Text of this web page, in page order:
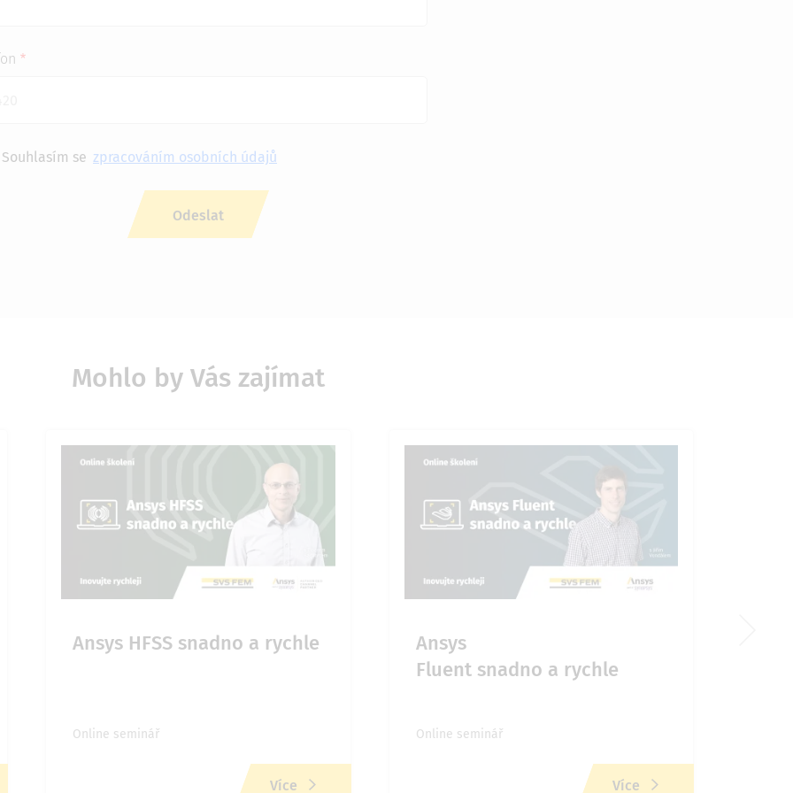
Souhlasím se zpracováním osobních údajů
Mohlo by Vás zajímat
Ansys HFSS snadno a rychle
Online seminář
Více
Ansys
Fluent snadno a rychle
Online seminář
Více